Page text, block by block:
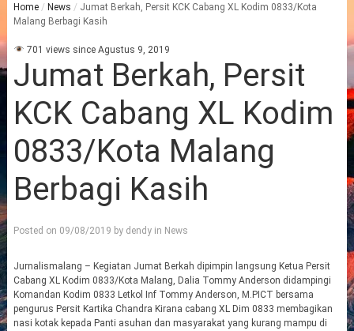
Home / News / Jumat Berkah, Persit KCK Cabang XL Kodim 0833/Kota
Malang Berbagi Kasih
701 views since Agustus 9, 2019
Jumat Berkah, Persit
KCK Cabang XL Kodim
0833/Kota Malang
Berbagi Kasih
Posted on 09/08/2019 by dendyin News
Jurnalismalang – Kegiatan Jumat Berkah dipimpin langsung Ketua Persit
Cabang XL Kodim 0833/Kota Malang, Dalia Tommy Anderson didampingi
Komandan Kodim 0833 Letkol Inf Tommy Anderson, M.PICT bersama
pengurus Persit Kartika Chandra Kirana cabang XL Dim 0833 membagikan
nasi kotak kepada Panti asuhan dan masyarakat yang kurang mampu di